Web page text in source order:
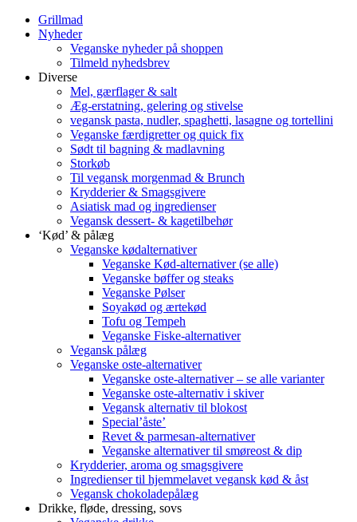
Grillmad
Nyheder
Veganske nyheder på shoppen
Tilmeld nyhedsbrev
Diverse
Mel, gærflager & salt
Æg-erstatning, gelering og stivelse
vegansk pasta, nudler, spaghetti, lasagne og tortellini
Veganske færdigretter og quick fix
Sødt til bagning & madlavning
Storkøb
Til vegansk morgenmad & Brunch
Krydderier & Smagsgivere
Asiatisk mad og ingredienser
Vegansk dessert- & kagetilbehør
‘Kød’ & pålæg
Veganske kødalternativer
Veganske Kød-alternativer (se alle)
Veganske bøffer og steaks
Veganske Pølser
Soyakød og ærtekød
Tofu og Tempeh
Veganske Fiske-alternativer
Vegansk pålæg
Veganske oste-alternativer
Veganske oste-alternativer – se alle varianter
Veganske oste-alternativ i skiver
Vegansk alternativ til blokost
Special’åste’
Revet & parmesan-alternativer
Veganske alternativer til smøreost & dip
Krydderier, aroma og smagsgivere
Ingredienser til hjemmelavet vegansk kød & åst
Vegansk chokoladepålæg
Drikke, fløde, dressing, sovs